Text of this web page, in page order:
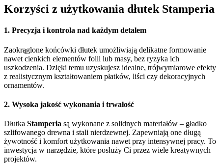
Korzyści z użytkowania dłutek Stamperia
1. Precyzja i kontrola nad każdym detalem
Zaokrąglone końcówki dłutek umożliwiają delikatne formowanie
nawet cienkich elementów folii lub masy, bez ryzyka ich
uszkodzenia. Dzięki temu uzyskujesz idealne, trójwymiarowe efekty
z realistycznym kształtowaniem płatków, liści czy dekoracyjnych
ornamentów.
2. Wysoka jakość wykonania i trwałość
Dłutka Stamperia są wykonane z solidnych materiałów – gładko
szlifowanego drewna i stali nierdzewnej. Zapewniają one długą
żywotność i komfort użytkowania nawet przy intensywnej pracy. To
inwestycja w narzędzie, które posłuży Ci przez wiele kreatywnych
projektów.